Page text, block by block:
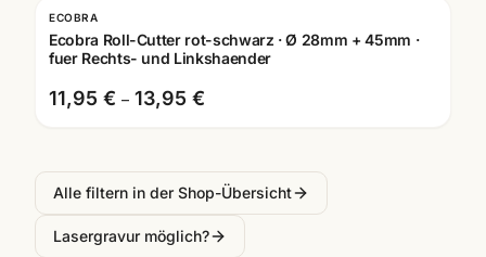
ECOBRA
Ecobra Roll-Cutter rot-schwarz · Ø 28mm + 45mm ·
fuer Rechts- und Linkshaender
11,95 € – 13,95 €
Alle filtern in der Shop-Übersicht
Lasergravur möglich?